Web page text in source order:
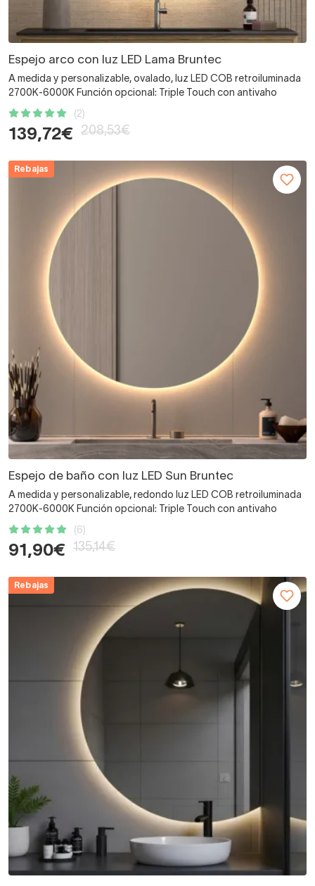
Espejo arco con luz LED Lama Bruntec
A medida y personalizable, ovalado, luz LED COB retroiluminada
2700K-6000K Función opcional: Triple Touch con antivaho
(2)
139,72€ 208,53€
Rebajas
Espejo de baño con luz LED Sun Bruntec
A medida y personalizable, redondo luz LED COB retroiluminada
2700K-6000K Función opcional: Triple Touch con antivaho
(6)
91,90€ 135,14€
Rebajas